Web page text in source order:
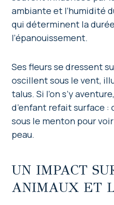
ambiante et l’humidité
qui déterminent la
l’épanouissement.
Ses fleurs se dressent
oscillent sous le vent,
talus. Si l’on s’y
d’enfant refait surface :
sous le menton pour
peau.
UN IMPACT
ANIMAUX ET